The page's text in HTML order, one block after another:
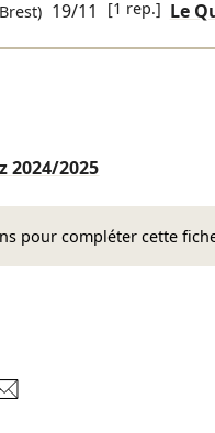
19/11 [1 rep.] Le
2024/2025
pour compléter cette
Mastodon
sur Bluesky
sur Facebook